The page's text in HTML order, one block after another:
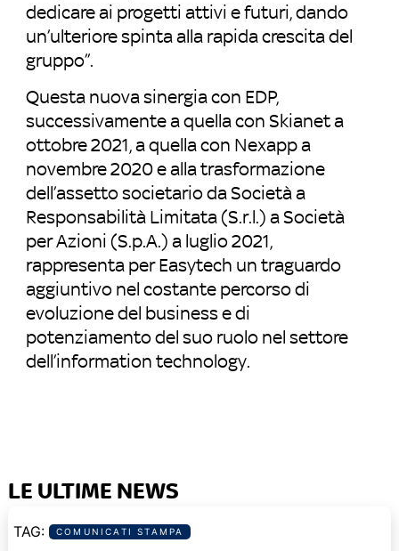
dedicare ai progetti attivi e futuri, dando
un’ulteriore spinta alla rapida crescita del
gruppo’’.
Questa nuova sinergia con EDP,
successivamente a quella con Skianet a
ottobre 2021, a quella con Nexapp a
novembre 2020 e alla trasformazione
dell’assetto societario da Società a
Responsabilità Limitata (S.r.l.) a Società
per Azioni (S.p.A.) a luglio 2021,
rappresenta per Easytech un traguardo
aggiuntivo nel costante percorso di
evoluzione del business e di
potenziamento del suo ruolo nel settore
dell’information technology.
LE ULTIME NEWS
COMUNICATI STAMPA